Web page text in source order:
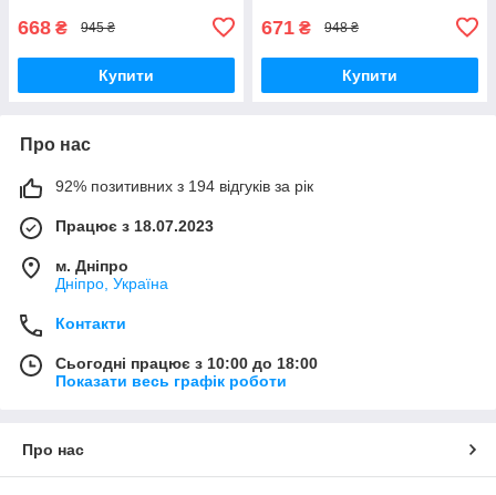
668 ₴ 945 ₴
Купити
671 ₴ 948 ₴
Купити
Про нас
92% позитивних з 194 відгуків за рік
Працює з 18.07.2023
м. Дніпро
Дніпро, Україна
Контакти
Сьогодні працює з 10:00 до 18:00
Показати весь графік роботи
Про нас